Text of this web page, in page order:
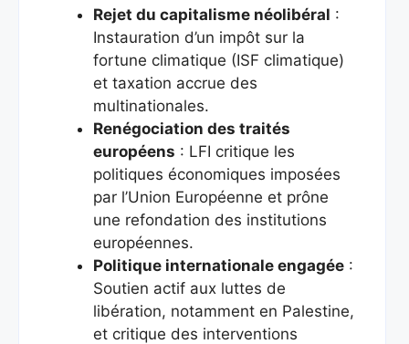
Rejet du capitalisme néolibéral :
Instauration d’un impôt sur la
fortune climatique (ISF climatique)
et taxation accrue des
multinationales.
Renégociation des traités
européens : LFI critique les
politiques économiques imposées
par l’Union Européenne et prône
une refondation des institutions
européennes.
Politique internationale engagée :
Soutien actif aux luttes de
libération, notamment en Palestine,
et critique des interventions